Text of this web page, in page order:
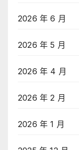
2026 年 6 月
2026 年 5 月
2026 年 4 月
2026 年 2 月
2026 年 1 月